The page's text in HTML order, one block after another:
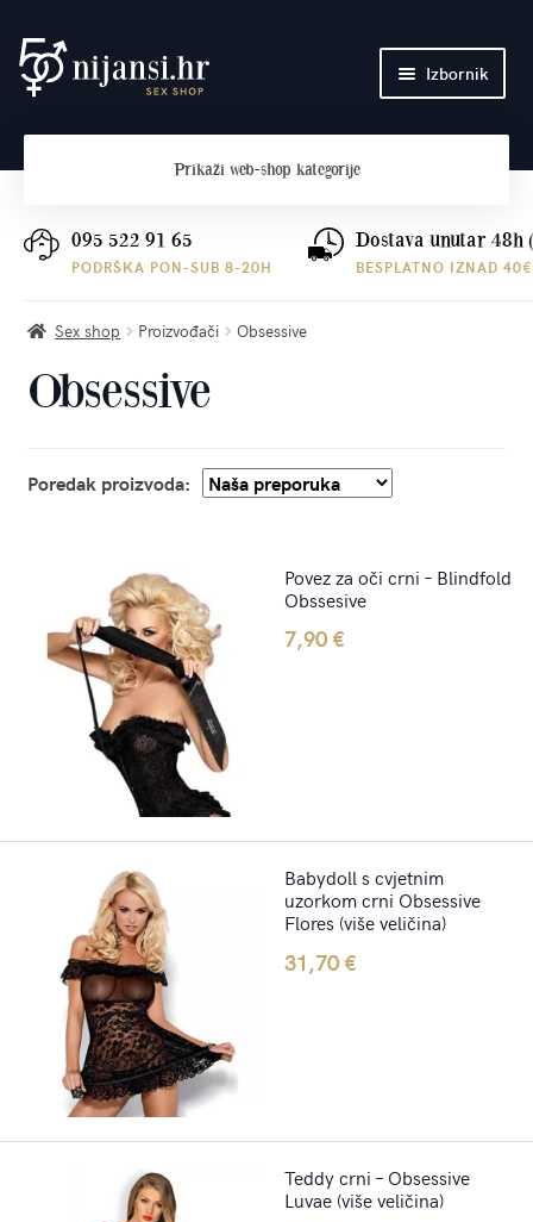
Preskoči
na
Skoči
do
Izbornik
Plaćanje i dostava
Prikaži web-shop kategorije
095 522 91 65
PODRŠKA PON-SUB 8-20H
Dostava unutar 48h
BESPLATNO IZNAD 40€
Sex shop Proizvođači Obsessive
Obsessive
Poredak proizvoda:
Povez za oči crni – Blindfold
Obssesive
7,90€
Babydoll s cvjetnim
uzorkom crni Obsessive
Flores (više veličina)
31,70€
Teddy crni – Obsessive
Luvae (više veličina)